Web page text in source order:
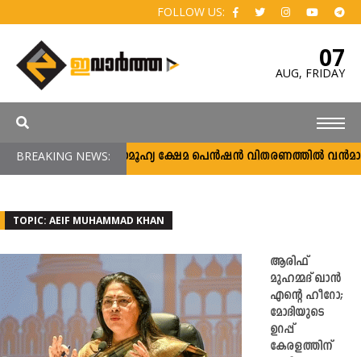
FOLLOW US:
07
AUG, FRIDAY
BREAKING NEWS:സാമൂഹ്യ ക്ഷേമ പെൻഷൻ വിതരണത്തിൽ
TOPIC: AEIF MUHAMMAD KHAN
ആരിഫ്
മുഹമ്മദ് ഖാൻ
എന്റെ ഹീറോ;
മോദിയുടെ
ഉറപ്പ്
കേരളത്തിന്